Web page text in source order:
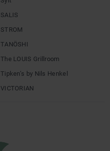
SALIS
STROM
TANÖSHI
The LOUIS Grillroom
Tipken’s by Nils Henkel
VICTORIAN